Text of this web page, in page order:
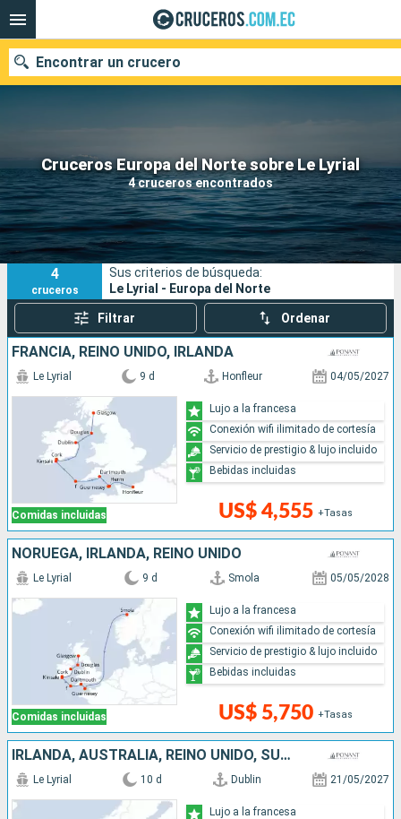
Cruceros Europa del Norte sobre Le Lyrial
4 cruceros encontrados
Encontrar un crucero
Nuestros destinos
Fecha de salida
Puertos Compañías
Buscar
4
cruceros
Sus criterios de búsqueda:
Le Lyrial - Europa del Norte
Filtrar Ordenar
FRANCIA, REINO UNIDO, IRLANDA
Comidas incluidas
Le Lyrial 9 d Honfleur 04/05/2027
US$ 4,555 +Tasas
Lujo a la francesa
Conexión wifi ilimitado de cortesía
Servicio de prestigio & lujo incluido
Bebidas incluidas
NORUEGA, IRLANDA, REINO UNIDO
Comidas incluidas
Le Lyrial 9 d Smola 05/05/2028
US$ 5,750 +Tasas
Lujo a la francesa
Conexión wifi ilimitado de cortesía
Servicio de prestigio & lujo incluido
Bebidas incluidas
IRLANDA, AUSTRALIA, REINO UNIDO, SUECIA
Le Lyrial 10 d Dublin 21/05/2027
Lujo a la francesa